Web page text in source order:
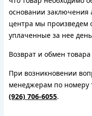
основании заключения
центра мы произведем
уплаченные за нее
Возврат и обмен
При возникновении
менеджерам по номеру
(926) 706-6055.